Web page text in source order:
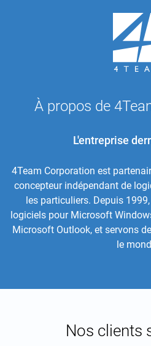
À propos de
L'entreprise
4Team Corporation est
concepteur indépendant de
les particuliers. Depuis
logiciels pour Microsoft
Microsoft Outlook, et servons
le
Nos clients